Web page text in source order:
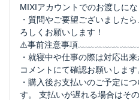
MIXIアカウントでのお渡しにな
・質問やご要望ございました
ろしくお願いします！
⚠️事前注意事項
・就寝中や仕事の際は対応出
コメントにて確認お願いします
・購入後お支払いのご予定に
す。 支払いが遅れる場合はそ